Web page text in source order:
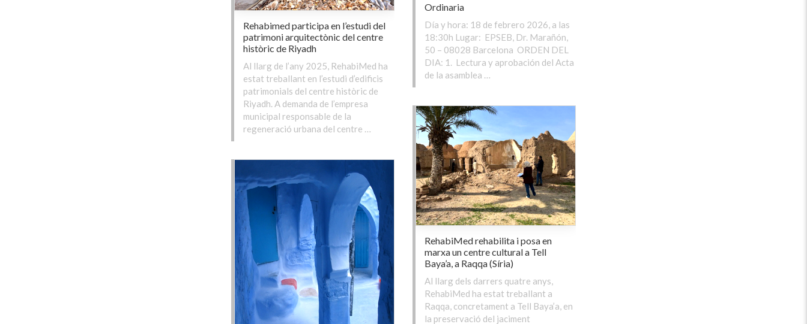
Rehabimed participa en l’estudi del
patrimoni arquitectònic del centre
històric de Riyadh
Al llarg de l’any 2025, RehabiMed ha
estat treballant en l’estudi d’edificis
patrimonials del centre històric de
Riyadh. A demanda de l’empresa
municipal responsable de la
regeneració urbana del centre …
Ordinaria
Día y hora: 18 de febrero 2026, a las
18:30h Lugar: EPSEB, Dr. Marañón,
50 – 08028 Barcelona ORDEN DEL
DIA: 1. Lectura y aprobación del Acta
de la asamblea …
RehabiMed rehabilita i posa en
marxa un centre cultural a Tell
Baya’a, a Raqqa (Síria)
Al llarg dels darrers quatre anys,
RehabiMed ha estat treballant a
Raqqa, concretament a Tell Baya’a, en
la preservació del jaciment